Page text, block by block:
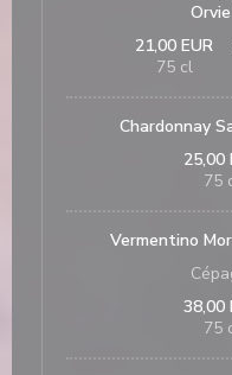
21,00 EUR
75 cl
Chardonnay
25,00
75
Vermentino
38,00
75